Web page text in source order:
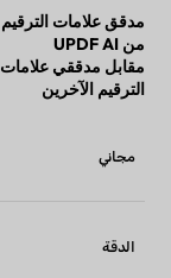
مدقق علامات الترقيم
من UPDF AI
مقابل مدققي علامات
الترقيم الآخرين
مجاني
الدقة